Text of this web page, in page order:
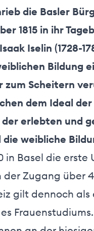
die Basler
1815 in ihr
Iselin (1728-
Bildung
zum Scheitern
dem Ideal
erlebten und
die weibliche
in Basel die
Zugang über
gilt dennoch